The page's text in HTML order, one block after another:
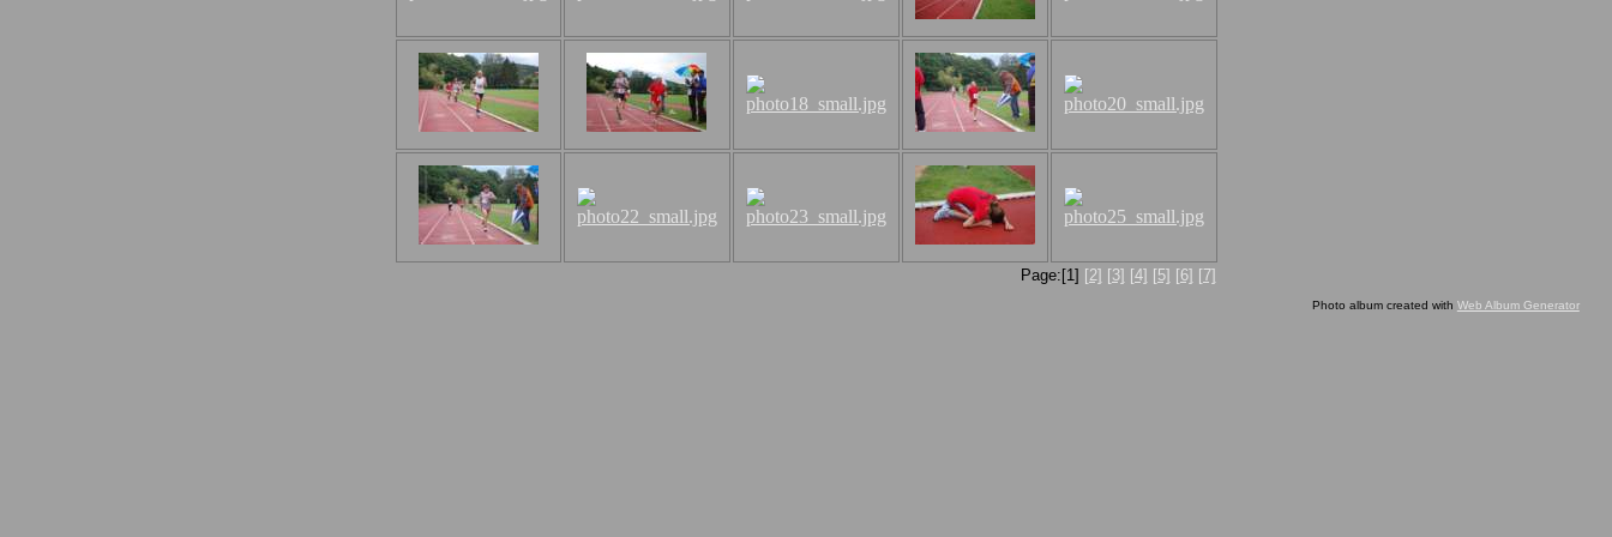
Page:[1] [2] [3] [4] [5] [6] [7]
Photo album created with Web Album Generator